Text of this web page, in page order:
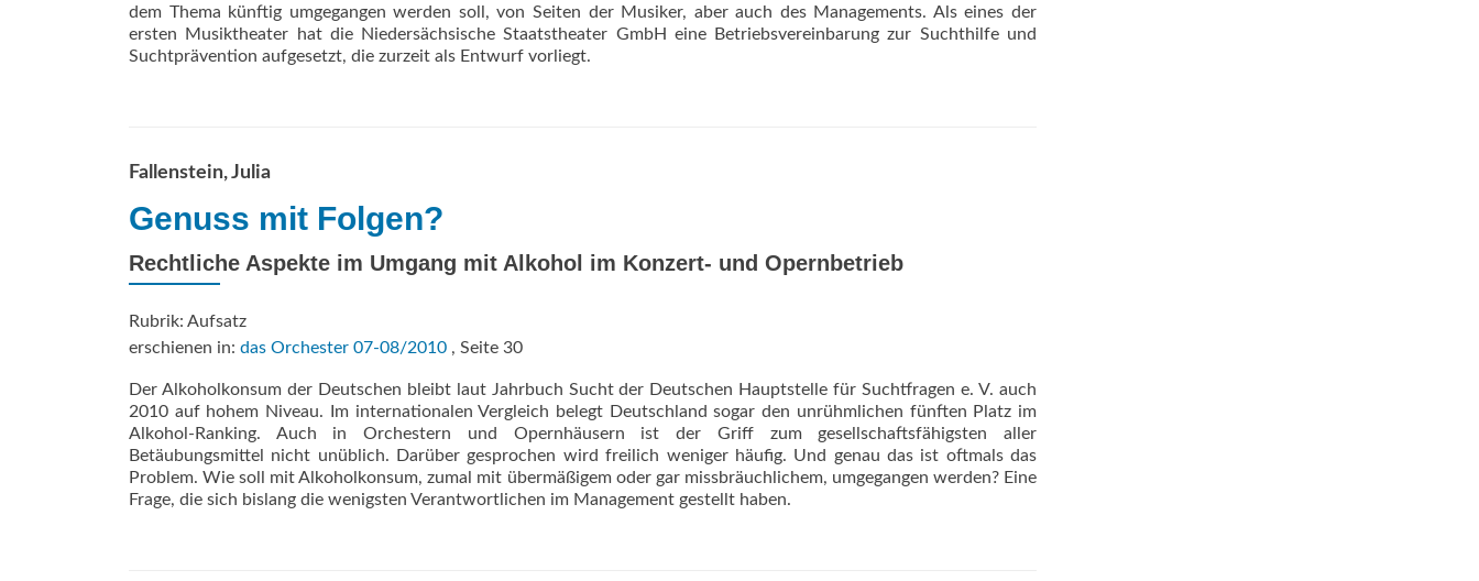
dem Thema künftig umgegangen werden soll, von Seiten der Musiker, aber auch des Managements. Als eines der
ersten Musiktheater hat die Niedersächsische Staatstheater GmbH eine Betriebsvereinbarung zur Suchthilfe und
Suchtprävention aufgesetzt, die zurzeit als Entwurf vorliegt.
Fallenstein, Julia
Genuss mit Folgen?
Rechtliche Aspekte im Umgang mit Alkohol im Konzert- und Opernbetrieb
Rubrik: Aufsatz
erschienen in: das Orchester 07-08/2010 , Seite 30
Der Alkoholkonsum der Deutschen bleibt laut Jahrbuch Sucht der Deutschen Hauptstelle für Suchtfragen e. V. auch
2010 auf hohem Niveau. Im internationalen Vergleich belegt Deutschland sogar den unrühmlichen fünften Platz im
Alkohol-Ranking. Auch in Orchestern und Opernhäusern ist der Griff zum gesellschaftsfähigsten aller
Betäubungsmittel nicht unüblich. Darüber gesprochen wird freilich weniger häufig. Und genau das ist oftmals das
Problem. Wie soll mit Alkoholkonsum, zumal mit übermäßigem oder gar missbräuchlichem, umgegangen werden? Eine
Frage, die sich bislang die wenigsten Verantwortlichen im Management gestellt haben.